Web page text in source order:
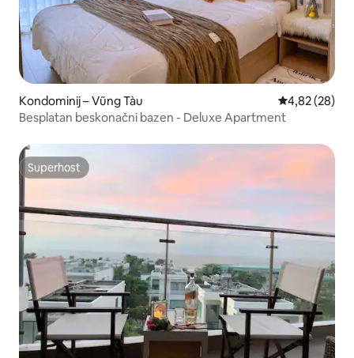
Kondominij – Vũng Tàu Prosječna
4,82 (28)
Besplatan beskonačni bazen - Deluxe Apartment
Superhost
Superhost